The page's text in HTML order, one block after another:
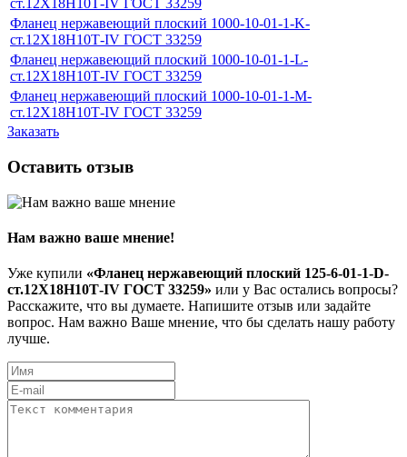
ст.12Х18Н10Т-IV ГОСТ 33259
Фланец нержавеющий плоский 1000-10-01-1-K-
ст.12Х18Н10Т-IV ГОСТ 33259
Фланец нержавеющий плоский 1000-10-01-1-L-
ст.12Х18Н10Т-IV ГОСТ 33259
Фланец нержавеющий плоский 1000-10-01-1-M-
ст.12Х18Н10Т-IV ГОСТ 33259
Заказать
Оставить отзыв
Нам важно ваше мнение!
Уже купили «Фланец нержавеющий плоский 125-6-01-1-D-
ст.12Х18Н10Т-IV ГОСТ 33259» или у Вас остались вопросы?
Расскажите, что вы думаете. Напишите отзыв или задайте
вопрос. Нам важно Ваше мнение, что бы сделать нашу работу
лучше.